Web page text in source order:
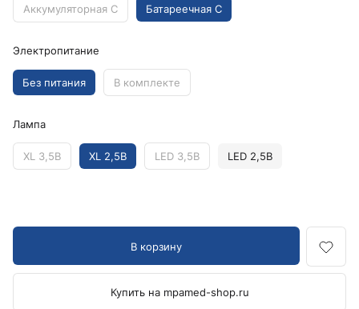
Аккумуляторная C Батареечная C
Электропитание
Без питания В комплекте
Лампа
XL 3,5В XL 2,5В LED 3,5В LED 2,5В
В корзину
Купить на mpamed-shop.ru